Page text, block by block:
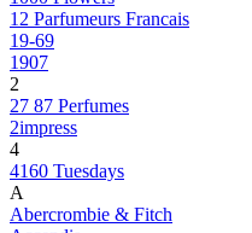
12 Parfumeurs Francais
19-69
1907
2
27 87 Perfumes
2impress
4
4160 Tuesdays
A
Abercrombie & Fitch